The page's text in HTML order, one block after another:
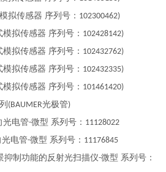
拟传感器 序列号： 102300462)
模拟传感器 序列号： 102428142)
模拟传感器 序列号： 102432762)
模拟传感器 序列号： 102432335)
模拟传感器 序列号： 101461420)
(BAUMER光极管)
光电管-微型 系列号： 11128022
光电管-微型 系列号： 11176845
抑制功能的反射光扫描仪-微型 系列号：